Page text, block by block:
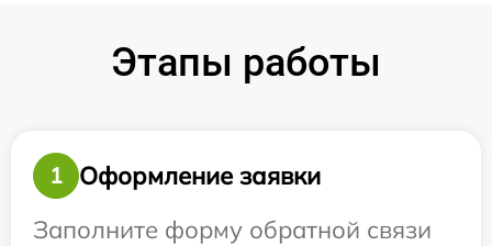
Этапы работы
1
Оформление заявки
Заполните форму обратной связи